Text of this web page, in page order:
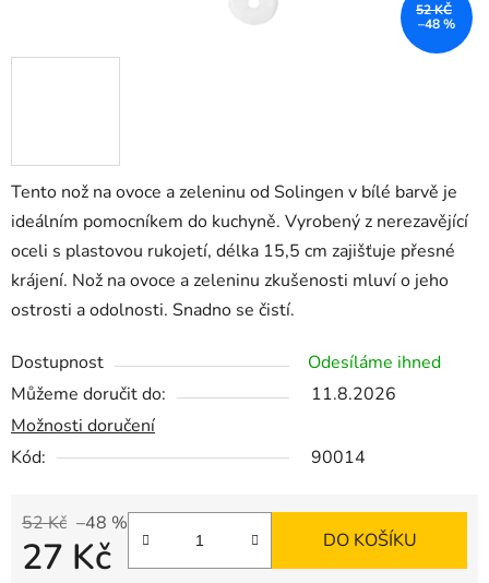
Tento nož na ovoce a zeleninu od Solingen v bílé barvě je
ideálním pomocníkem do kuchyně. Vyrobený z nerezavějící
oceli s plastovou rukojetí, délka 15,5 cm zajišťuje přesné
krájení. Nož na ovoce a zeleninu zkušenosti mluví o jeho
ostrosti a odolnosti. Snadno se čistí.
Dostupnost
Odesíláme ihned
Můžeme doručit do:
11.8.2026
Možnosti doručení
Kód:
90014
52 Kč –48 %
27 Kč DO KOŠÍKU
52 KČ
–48 %